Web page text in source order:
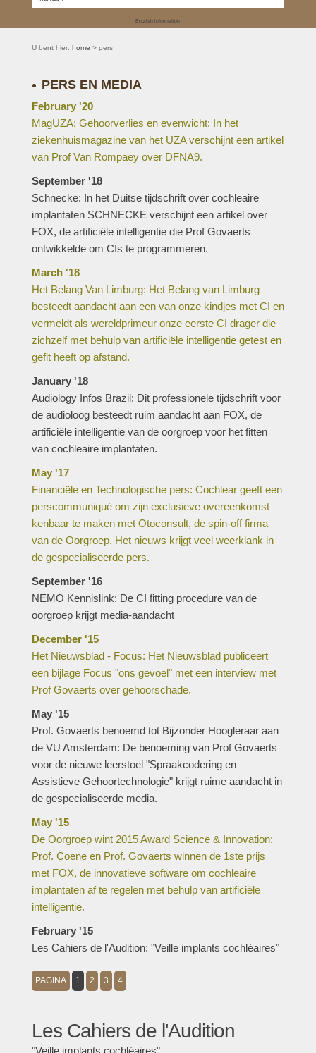
English information
U bent hier: home > pers
PERS EN MEDIA
February '20
MagUZA: Gehoorverlies en evenwicht: In het
ziekenhuismagazine van het UZA verschijnt een artikel
van Prof Van Rompaey over DFNA9.
September '18
Schnecke: In het Duitse tijdschrift over cochleaire
implantaten SCHNECKE verschijnt een artikel over
FOX, de artificiële intelligentie die Prof Govaerts
ontwikkelde om CIs te programmeren.
March '18
Het Belang Van Limburg: Het Belang van Limburg
besteedt aandacht aan een van onze kindjes met CI en
vermeldt als wereldprimeur onze eerste CI drager die
zichzelf met behulp van artificiële intelligentie getest en
gefit heeft op afstand.
January '18
Audiology Infos Brazil: Dit professionele tijdschrift voor
de audioloog besteedt ruim aandacht aan FOX, de
artificiële intelligentie van de oorgroep voor het fitten
van cochleaire implantaten.
May '17
Financiële en Technologische pers: Cochlear geeft een
perscommuniqué om zijn exclusieve overeenkomst
kenbaar te maken met Otoconsult, de spin-off firma
van de Oorgroep. Het nieuws krijgt veel weerklank in
de gespecialiseerde pers.
September '16
NEMO Kennislink: De CI fitting procedure van de
oorgroep krijgt media-aandacht
December '15
Het Nieuwsblad - Focus: Het Nieuwsblad publiceert
een bijlage Focus "ons gevoel" met een interview met
Prof Govaerts over gehoorschade.
May '15
Prof. Govaerts benoemd tot Bijzonder Hoogleraar aan
de VU Amsterdam: De benoeming van Prof Govaerts
voor de nieuwe leerstoel "Spraakcodering en
Assistieve Gehoortechnologie" krijgt ruime aandacht in
de gespecialiseerde media.
May '15
De Oorgroep wint 2015 Award Science & Innovation:
Prof. Coene en Prof. Govaerts winnen de 1ste prijs
met FOX, de innovatieve software om cochleaire
implantaten af te regelen met behulp van artificiële
intelligentie.
February '15
Les Cahiers de l'Audition: "Veille implants cochléaires"
PAGINA 1 2 3 4
Les Cahiers de l'Audition
"Veille implants cochléaires"